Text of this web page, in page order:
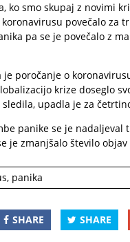
ko smo skupaj z novimi
povečalo za
pa se je povečalo z
poročanje o
krize doseglo
upadla je za
panike se je
je zmanjšalo število
, panika
SHARE SHARE